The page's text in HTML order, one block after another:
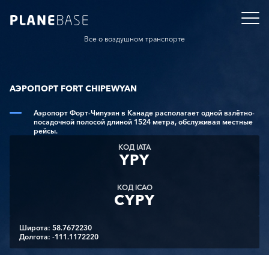
Все о воздушном транспорте
АЭРОПОРТ FORT CHIPEWYAN
Аэропорт Форт-Чипуэян в Канаде располагает одной взлётно-
посадочной полосой длиной 1524 метра, обслуживая местные
рейсы.
КОД IATA
YPY
КОД ICAO
CYPY
Широта: 58.7672230
Долгота: -111.1172220